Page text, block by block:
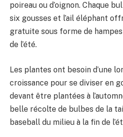
poireau ou d’oignon. Chaque
six gousses et l’ail éléphant
gratuite sous forme de
de l’été.
Les plantes ont besoin d’une
croissance pour se diviser en
devant être plantées à
belle récolte de bulbes de la
baseball du milieu à la fin de